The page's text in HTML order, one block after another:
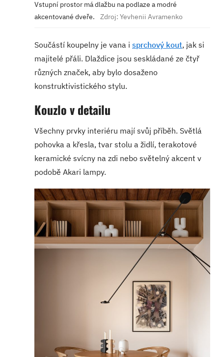
Vstupní prostor má dlažbu na podlaze a modré
akcentované dveře.
Zdroj: Yevhenii Avramenko
Součástí koupelny je vana i sprchový kout, jak si
majitelé přáli. Dlaždice jsou seskládané ze čtyř
různých značek, aby bylo dosaženo
konstruktivistického stylu.
Kouzlo v detailu
Všechny prvky interiéru mají svůj příběh. Světlá
pohovka a křesla, tvar stolu a židlí, terakotové
keramické svícny na zdi nebo světelný akcent v
podobě Akari lampy.